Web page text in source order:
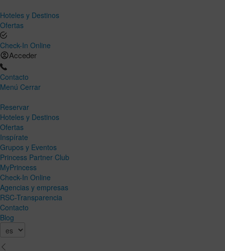
Hoteles y Destinos
Ofertas
Check-In Online
Acceder
Contacto
Menú Cerrar
Reservar
Hoteles y Destinos
Ofertas
Inspírate
Grupos y Eventos
Princess Partner Club
MyPrincess
Check-In Online
Agencias y empresas
RSC-Transparencia
Contacto
Blog